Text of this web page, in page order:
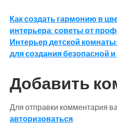
Навигация
по
записям
Как создать гармонию в
интерьера: советы от
Интерьер детской
для создания безопасной
Добавить
Для отправки комментария
авторизоваться.